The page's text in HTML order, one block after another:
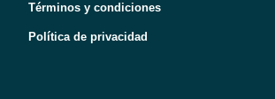
Términos y condiciones
Política de privacidad